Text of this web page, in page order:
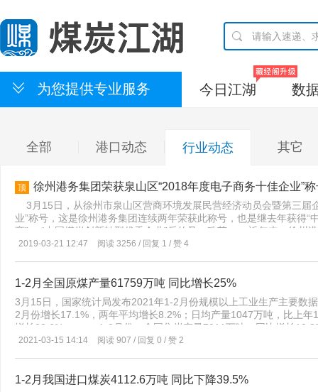
为您提供专业服务 今日江湖 数
全部 港口动态 行业动态 其它
顶 徐州港务集团荣获泉山区“2018年度电子商务十佳企业”
3月15日，从徐州市泉山区营商环境发展民营经济动员会暨第三届
业”称号，这是徐州港务集团连续两年荣获此称号，也是继去年获得
商”、 “中国煤炭创新转型优秀企业”后的又一殊荣。 近年来，徐州
网”，重点围绕徐州港开展线上线下相结合的业务，为客户提供互
位的大力支持，来自华东煤网40多家会员单位的近百人参加了此次
入的交流与研讨，取得了很好的效果。 年中，华东煤网自营专区“
25.2万吨 ，完成交易5.2万吨，实现营收4633万元，商城系统方便
煤网重要的线上营销渠道。 在无车无船承运业务方面，港达公司
展提供了安全保障。
2019-03-21 12:47 阅读 3256 / 回复 1 / 赞 4
1-2月全国原煤产量61759万吨 同比增长25%
3月15日，国家统计局发布2021年1-2月份规模以上工业生产主要数
2月份增长17.1%，两年平均增长8.2%；日均产量1047万吨，比
增长23.6%。 1-2月份，全国焦炭产量7911万吨，同比增长
源：中国煤炭市场网
2021-03-15 14:14 阅读 907 / 回复 0 / 赞 2
1-2月我国进口煤炭4112.6万吨 同比下降39.5%